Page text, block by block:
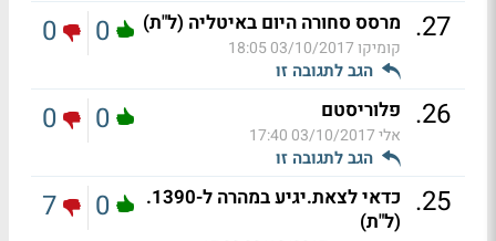
27
. מרסס סחורה היום באיטליה (ל"ת)
קומיקו03/10/2017 18:05
הגב לתגובה זו
0
0
26
. פלוריסטם
אלי03/10/2017 17:40
הגב לתגובה זו
0
0
25
.
כדאי לצאת.יגיע במהרה ל-1390.
(ל"ת)
0
7